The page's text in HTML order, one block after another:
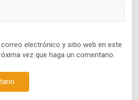
electrónico y sitio web en este
vez que haga un comentario.